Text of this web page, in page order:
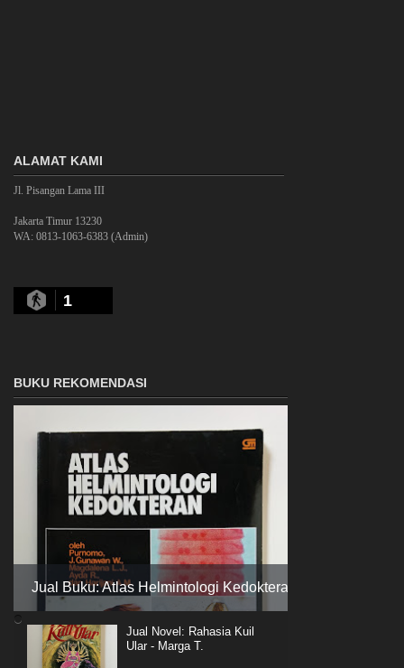
ALAMAT KAMI
Jl. Pisangan Lama III
Jakarta Timur 13230
WA: 0813-1063-6383 (Admin)
1
BUKU REKOMENDASI
Jual Buku: Atlas Helmintologi Kedokteran
Jual Novel: Rahasia Kuil
Ular - Marga T.